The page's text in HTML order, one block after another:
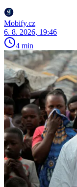
Mobify.cz
6. 8. 2026, 19:46
4 min